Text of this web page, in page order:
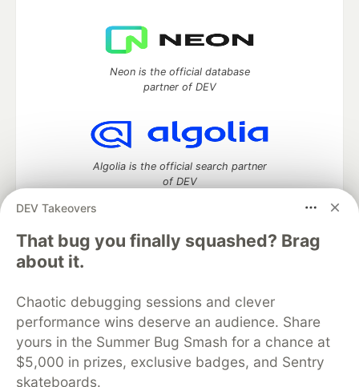
DEV Takeovers
That bug you finally squashed? Brag
about it.
Chaotic debugging sessions and clever
performance wins deserve an audience. Share
yours in the Summer Bug Smash for a chance at
$5,000 in prizes, exclusive badges, and Sentry
skateboards.
Neon is the official database
partner of DEV
Algolia is the official search partner
of DEV
DEV Community
DEV Education Tracks
DEV Help
Advertise on DEV
Organization Accounts
DEV Showcase About
Contact
Free Postgres Database
DEV Shop
MLH
Code of Conduct
Privacy Policy
Terms of Use
Built on
Forem software that powers
DEV